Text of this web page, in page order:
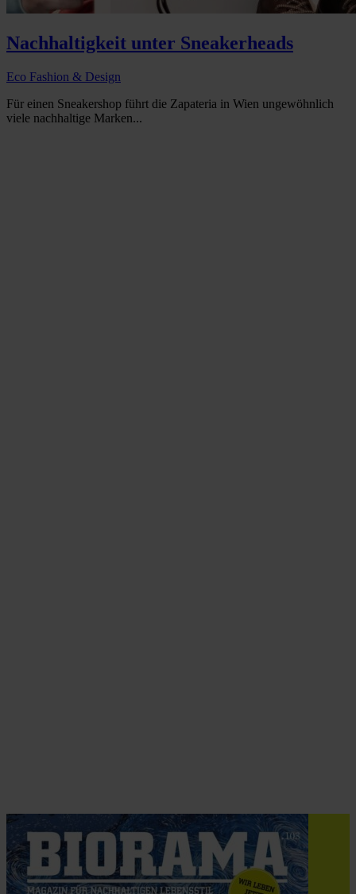
Nachhaltigkeit unter Sneakerheads
Eco Fashion & Design
Für einen Sneakershop führt die Zapateria in Wien ungewöhnlich
viele nachhaltige Marken...